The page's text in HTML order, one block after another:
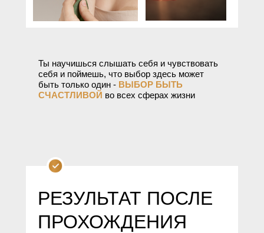
Ты научишься слышать себя и чувствовать
себя и поймешь, что выбор здесь может
быть только один - ВЫБОР БЫТЬ
СЧАСТЛИВОЙ во всех сферах жизни
РЕЗУЛЬТАТ ПОСЛЕ
ПРОХОЖДЕНИЯ